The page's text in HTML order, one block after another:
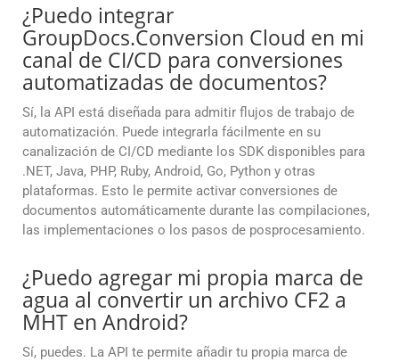
¿Puedo integrar
GroupDocs.Conversion Cloud en mi
canal de CI/CD para conversiones
automatizadas de documentos?
Sí, la API está diseñada para admitir flujos de trabajo de
automatización. Puede integrarla fácilmente en su
canalización de CI/CD mediante los SDK disponibles para
.NET, Java, PHP, Ruby, Android, Go, Python y otras
plataformas. Esto le permite activar conversiones de
documentos automáticamente durante las compilaciones,
las implementaciones o los pasos de posprocesamiento.
¿Puedo agregar mi propia marca de
agua al convertir un archivo CF2 a
MHT en Android?
Sí, puedes. La API te permite añadir tu propia marca de